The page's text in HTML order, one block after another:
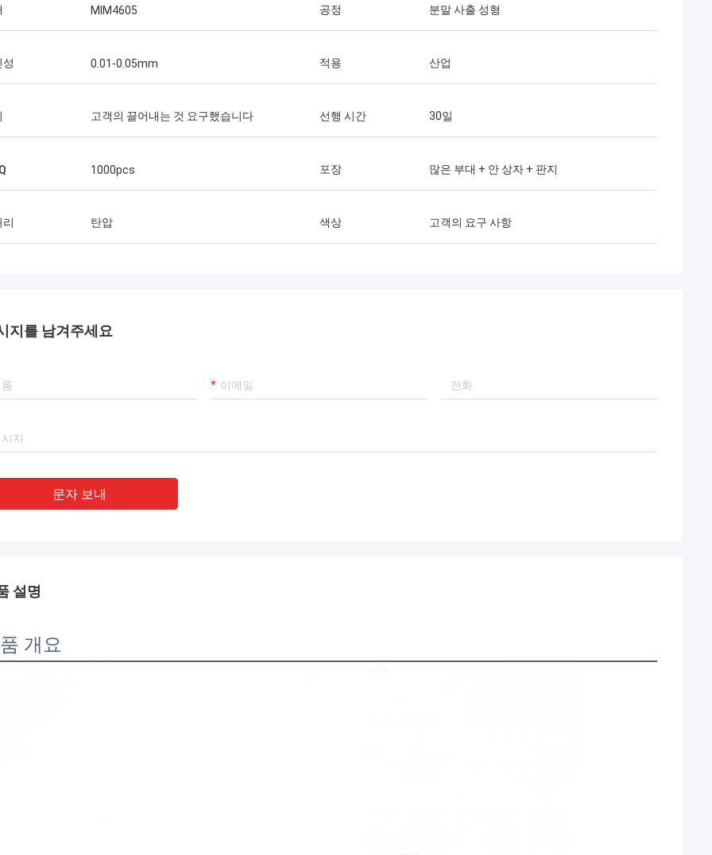
MIM4605 공정 분말 사출 성형
성 0.01-0.05mm 적용 산업
고객의 끌어내는 것 요구했습니다 선행 시간 30일
1000pcs 포장 많은 부대 + 안 상자 + 판지
리 탄압 색상 고객의 요구 사항
지를 남겨주세요
문자 보내
설명
개요